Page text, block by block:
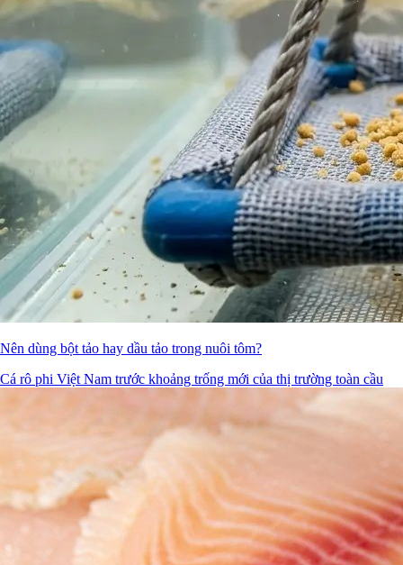
Nên dùng bột tảo hay dầu tảo trong nuôi tôm?
Cá rô phi Việt Nam trước khoảng trống mới của thị trường toàn cầu